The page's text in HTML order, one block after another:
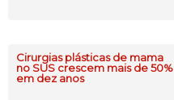
Cirurgias plásticas de mama
no SUS crescem mais de 50%
em dez anos